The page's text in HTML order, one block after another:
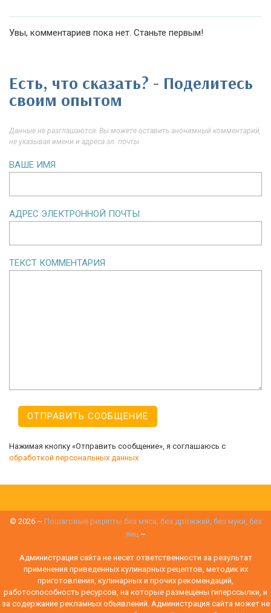
Увы, комментариев пока нет. Станьте первым!
Есть, что сказать? - Поделитесь
своим опытом
Данные не разглашаются. Вы можете оставить анонимный комментарий,
не указывая имени и адреса эл. почты
ВАШЕ ИМЯ
АДРЕС ЭЛЕКТРОННОЙ ПОЧТЫ
ТЕКСТ КОММЕНТАРИЯ
Нажимая кнопку «Отправить сообщение», я соглашаюсь с
обработкой персональных данных
© 2026~ Пошаговые рецепты без мяса, без дрожжей, без муки, без
яиц ~
Администрация сайта не несет ответственности за результат
применения приведенных кулинарных рецептов, методик их
приготовления, кулинарных и прочих рекомендаций,
работоспособность ресурсов, на которые размещены гиперссылки, и
за содержание рекламных объявлений. Администрация сайта может не